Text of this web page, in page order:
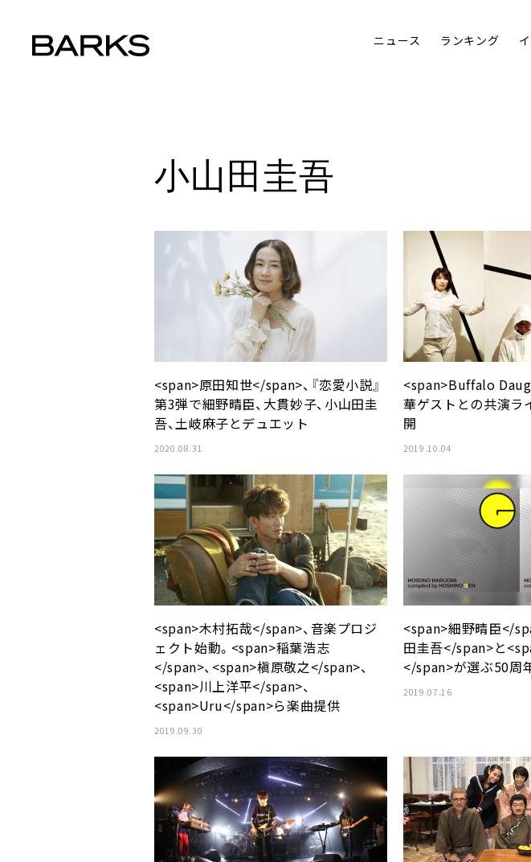
ニュース ランキング
小山田圭吾
<span>原田知世</span>、『恋愛小説』
第3弾で細野晴臣、大貫妙子、小山田圭
吾、土岐麻子とデュエット
2020.08.31
<span>Buffalo
華ゲストとの共演ラ
開
2019.10.04
<span>木村拓哉</span>、音楽プロジ
ェクト始動。<span>稲葉浩志
</span>、<span>槇原敬之</span>、
<span>川上洋平</span>、
<span>Uru</span>ら楽曲提供
2019.09.30
<span>細野晴臣</
田圭吾</span>と
</span>が選ぶ50周
2019.07.16